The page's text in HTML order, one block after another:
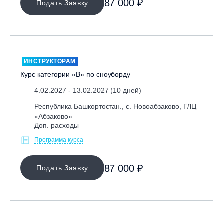
Подать Заявку 87 000 ₽
ИНСТРУКТОРАМ
Курс категории «В» по сноуборду
4.02.2027 - 13.02.2027 (10 дней)
Республика Башкортостан., с. Новоабзаково, ГЛЦ
«Абзаково»
Доп. расходы
Программа курса
Подать Заявку 87 000 ₽